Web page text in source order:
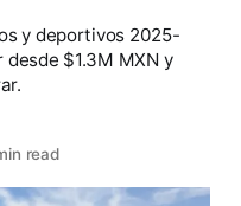
y deportivos 2025-
desde $1.3M MXN y
read